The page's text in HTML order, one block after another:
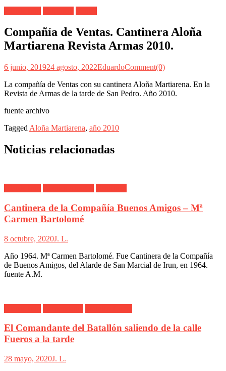
Compañía de Ventas. Cantinera Aloña
Martiarena Revista Armas 2010.
6 junio, 201924 agosto, 2022EduardoComment(0)
La compañía de Ventas con su cantinera Aloña Martiarena. En la
Revista de Armas de la tarde de San Pedro. Año 2010.
fuente archivo
Tagged Aloña Martiarena, año 2010
Noticias relacionadas
Cantinera de la Compañía Buenos Amigos – Mª
Carmen Bartolomé
8 octubre, 2020J. L.
Año 1964. Mª Carmen Bartolomé. Fue Cantinera de la Compañía
de Buenos Amigos, del Alarde de San Marcial de Irun, en 1964.
fuente A.M.
El Comandante del Batallón saliendo de la calle
Fueros a la tarde
28 mayo, 2020J. L.